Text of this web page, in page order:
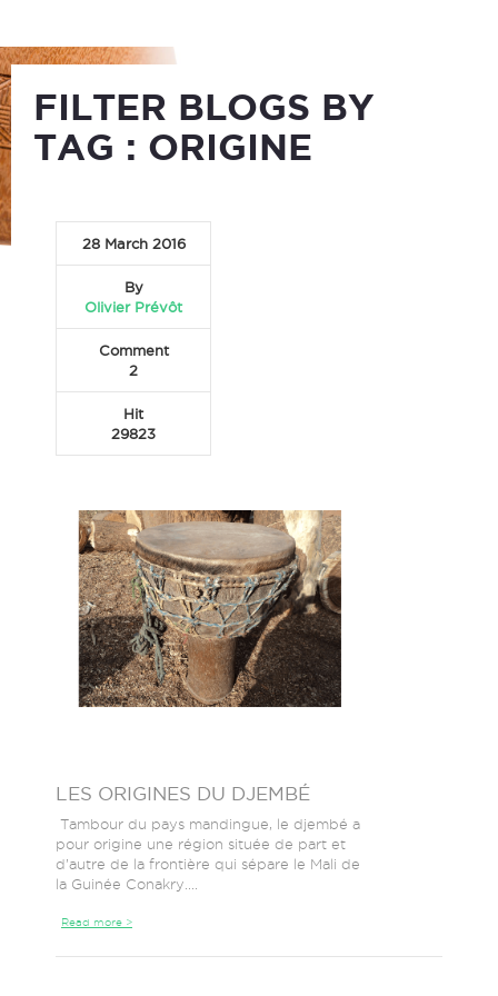
FILTER BLOGS BY
TAG : ORIGINE
28 March 2016
By
Olivier Prévôt
Comment
2
Hit
29823
LES ORIGINES DU DJEMBÉ
Tambour du pays mandingue, le djembé a
pour origine une région située de part et
d’autre de la frontière qui sépare le Mali de
la Guinée Conakry....
Read more >